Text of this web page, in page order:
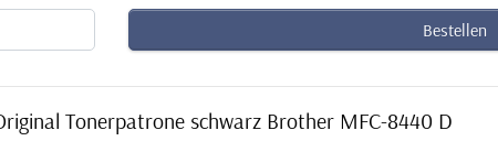
Bestellen
Tonerpatrone schwarz Brother MFC-8440 D